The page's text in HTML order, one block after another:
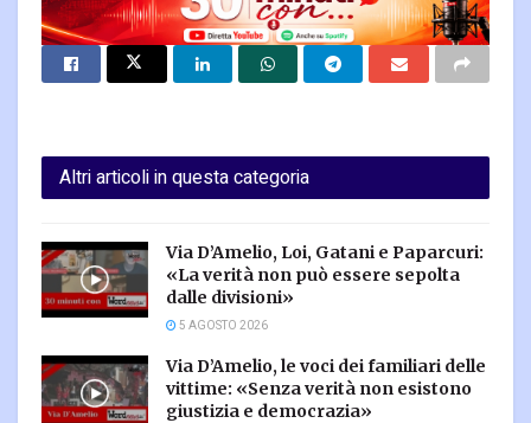
Altri articoli in questa categoria
Via D’Amelio, Loi, Gatani e Paparcuri:
«La verità non può essere sepolta
dalle divisioni»
5 AGOSTO 2026
Via D’Amelio, le voci dei familiari delle
vittime: «Senza verità non esistono
giustizia e democrazia»